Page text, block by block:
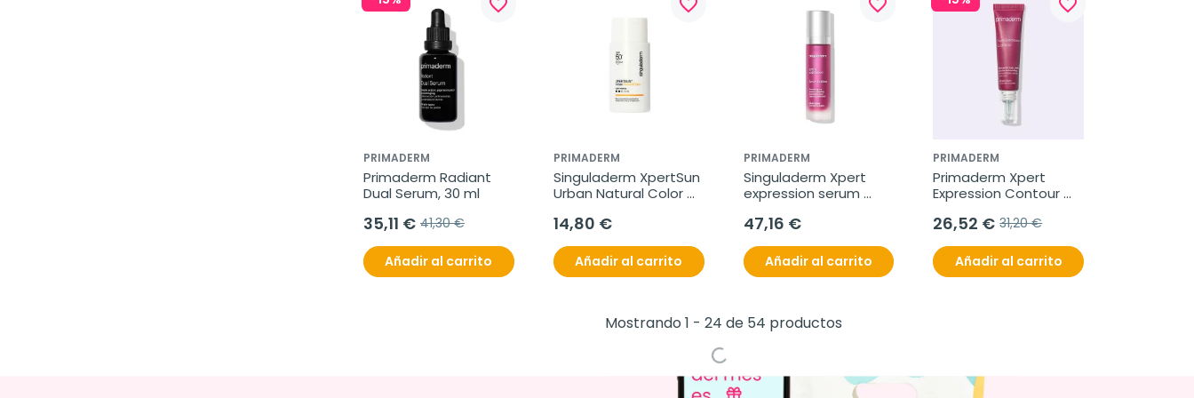
PRIMADERM
Primaderm Radiant
Dual Serum, 30 ml
35,11 € 41,30 €
Añadir al carrito
PRIMADERM
Singuladerm XpertSun
Urban Natural Color
ml
14,80 €
Añadir al carrito
PRIMADERM
Singuladerm Xpert
expression serum
47,16 €
Añadir al carrito
PRIMADERM
Primaderm Xpert
Expression Contour
ml
26,52 € 31,20 €
Añadir al carrito
favorite_border -15%